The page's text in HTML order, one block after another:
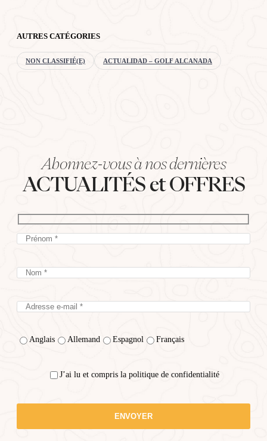
AUTRES CATÉGORIES
NON CLASSIFIÉ(E) ACTUALIDAD – GOLF ALCANADA
Abonnez-vous à nos dernières
ACTUALITÉS et OFFRES
Anglais Allemand Espagnol Français
J’ai lu et compris la politique de confidentialité